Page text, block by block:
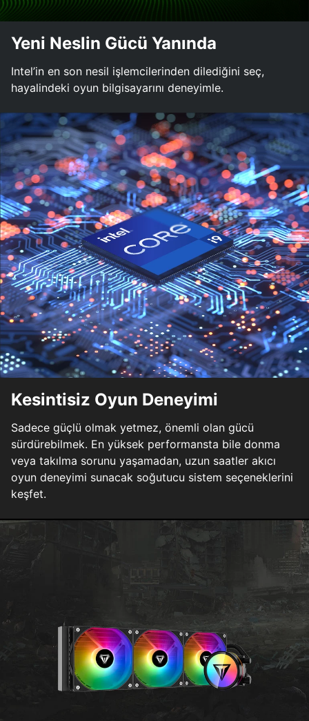
Yeni Neslin Gücü Yanında
Intel’in en son nesil işlemcilerinden dilediğini seç,
hayalindeki oyun bilgisayarını deneyimle.
Kesintisiz Oyun Deneyimi
Sadece güçlü olmak yetmez, önemli olan gücü
sürdürebilmek. En yüksek performansta bile donma
veya takılma sorunu yaşamadan, uzun saatler akıcı
oyun deneyimi sunacak soğutucu sistem seçeneklerini
keşfet.